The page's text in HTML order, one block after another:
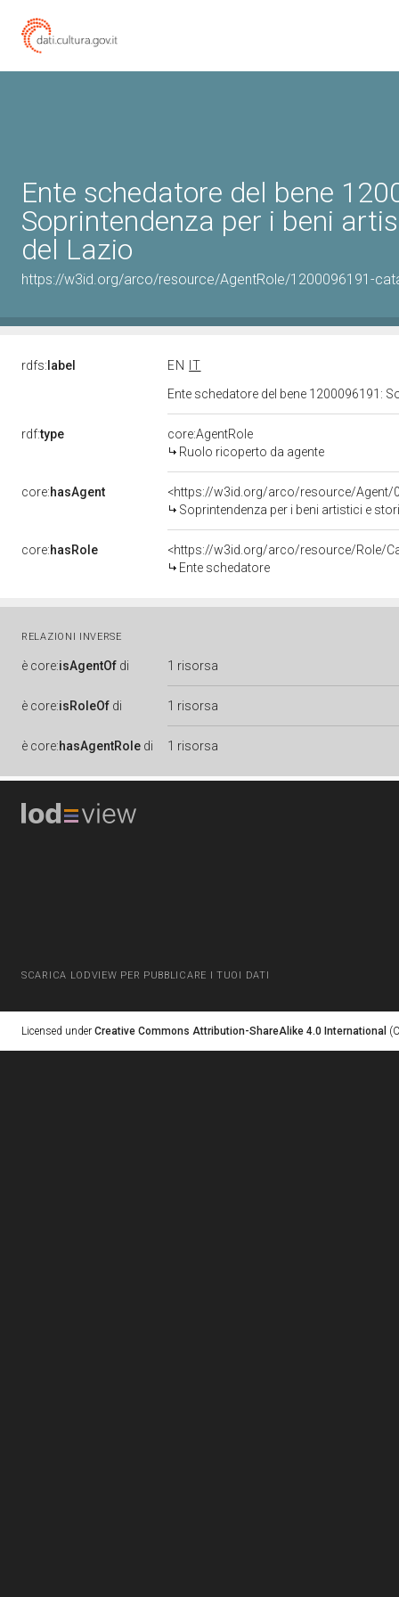
Ente schedatore del bene
Soprintendenza per i beni
del Lazio
https://w3id.org/arco/resource/AgentRole/1200096191-
rdfs: label EN
IT
Ente schedatore del bene 1200096191:
rdf:type
core:AgentRole
Ruolo ricoperto da agente
core:hasAgent
<https://w3id.org/arco/resource/Agent/
Soprintendenza per i beni artistici e
core:hasRole
<https://w3id.org/arco/resource/Role/
Ente schedatore
RELAZIONI INVERSE
è core:isAgentOf di 1 risorsa
è core:isRoleOf di 1 risorsa
è core:hasAgentRole di 1 risorsa
SCARICA LODVIEW PER PUBBLICARE I TUOI DATI
Licensed under Creative Commons Attribution-ShareAlike 4.0 International